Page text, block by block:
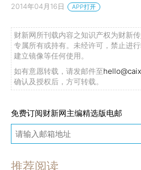
2014年04月16日 APP打开
财新网所刊载内容之知识产权为财新
专属所有或持有。未经许可，禁止进
建立镜像等任何使用。
如有意愿转载，请发邮件至
确认及授权后，方可转载。
免费订阅财新网主编精选版电邮
推荐阅读